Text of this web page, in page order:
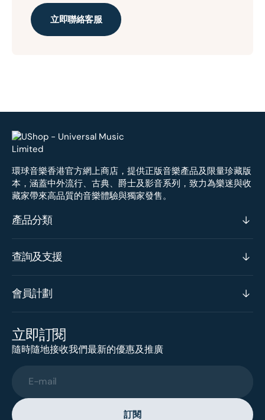
立即聯絡客服
環球音樂香港官方網上商店，提供正版音樂產品及限量珍藏版
本，涵蓋中外流行、古典、爵士及影音系列，致力為樂迷與收
藏家帶來高品質的音樂體驗與獨家發售。
產品分類
查詢及支援
會員計劃
立即訂閱
隨時隨地接收我們最新的優惠及推廣
E-mail
訂閱